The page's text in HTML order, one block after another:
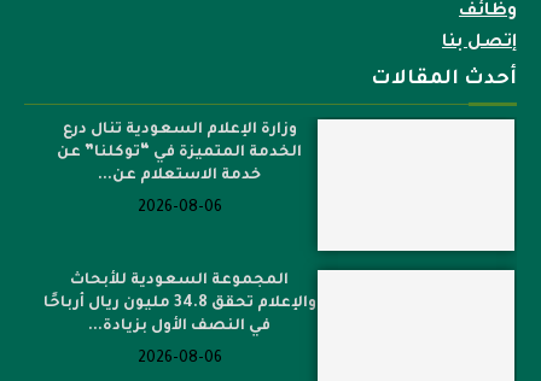
وظائف
إتصل بنا
أحدث المقالات
وزارة الإعلام السعودية تنال درع
الخدمة المتميزة في “توكلنا” عن
خدمة الاستعلام عن...
2026-08-06
المجموعة السعودية للأبحاث
والإعلام تحقق 34.8 مليون ريال أرباحًا
في النصف الأول بزيادة...
2026-08-06